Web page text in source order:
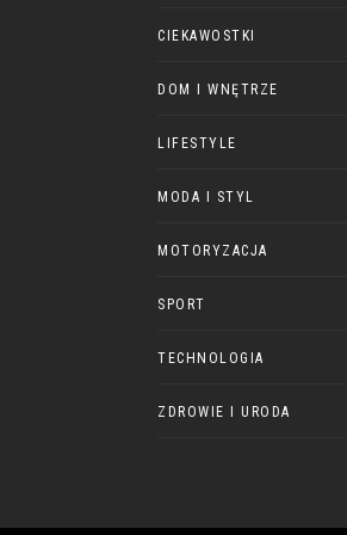
CIEKAWOSTKI
DOM I WNĘTRZE
LIFESTYLE
MODA I STYL
MOTORYZACJA
SPORT
TECHNOLOGIA
ZDROWIE I URODA